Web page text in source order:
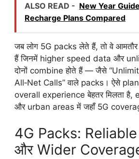
ALSO READ - New Year
Recharge Plans Compared
जब लोग 5G packs लेते हैं, तो वे
हैं जिनमें higher speed data और
दोनों combine होते हैं — जैसे
All‑Net Calls” वाले packs। ऐसे
overall experience बेहतर मिलता
और urban areas में जहाँ 5G
4G Packs:
और Wider